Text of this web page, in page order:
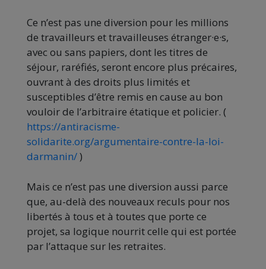
Ce n’est pas une diversion pour les millions
de travailleurs et travailleuses étranger·e·s,
avec ou sans papiers, dont les titres de
séjour, raréfiés, seront encore plus précaires,
ouvrant à des droits plus limités et
susceptibles d’être remis en cause au bon
vouloir de l’arbitraire étatique et policier. (
https://antiracisme-
solidarite.org/argumentaire-contre-la-loi-
darmanin/)
Mais ce n’est pas une diversion aussi parce
que, au-delà des nouveaux reculs pour nos
libertés à tous et à toutes que porte ce
projet, sa logique nourrit celle qui est portée
par l’attaque sur les retraites.